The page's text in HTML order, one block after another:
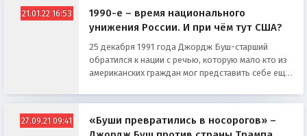
21.01.22 16:53
1990-е – время национального
унижения России. И при чём тут США?
25 декабря 1991 года Джордж Буш-старший
обратился к нации с речью, которую мало кто из
американских граждан мог представить себе ещё
27.09.21 09:41
«Буши превратились в носорогов» –